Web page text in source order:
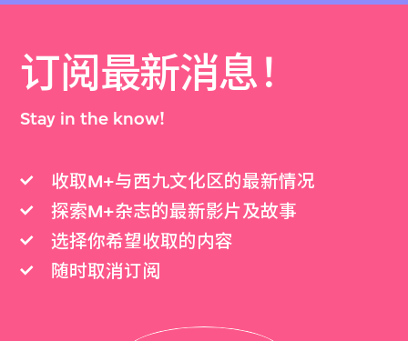
订阅最新消息！
Stay in the know!
收取M+与西九文化区的最新情况
探索M+杂志的最新影片及故事
选择你希望收取的内容
随时取消订阅